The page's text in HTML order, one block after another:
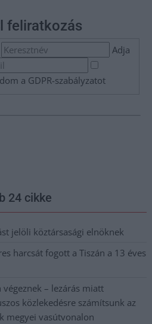
feliratkozás
Adja
a GDPR-szabályzatot
24 cikke
jelöli köztársasági elnöknek
harcsát fogott a Tiszán a 13 éves
– lezárás miatt
közlekedésre számítsunk az
megyei vasútvonalon